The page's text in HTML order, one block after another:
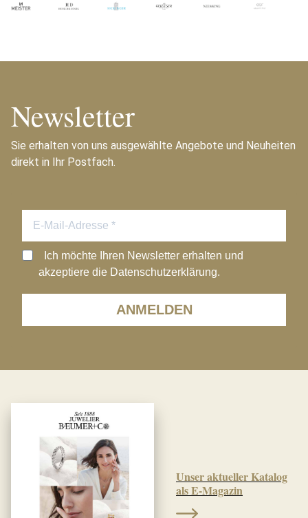
Newsletter
Sie erhalten von uns ausgewählte Angebote und Neuheiten
direkt in Ihr Postfach.
ANMELDEN
Ich möchte Ihren Newsletter erhalten und
akzeptiere die Datenschutzerklärung.
Unser aktueller Katalog
als E-Magazin